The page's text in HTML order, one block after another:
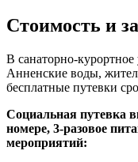
Стоимость и
В санаторно-
Анненские воды,
бесплатные путевки
Социальная путевка
номере, 3-разовое
мероприятий: